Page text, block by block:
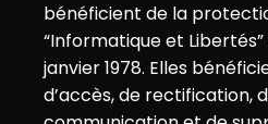
bénéficient de la
“Informatique et Libertés”
janvier 1978. Elles
d’accès, de rectification,